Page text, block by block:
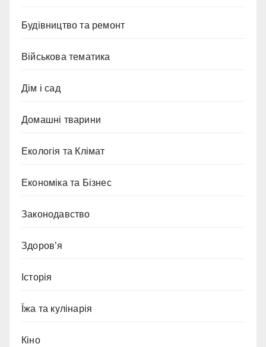
Будівництво та ремонт
Військова тематика
Дім і сад
Домашні тварини
Екологія та Клімат
Економіка та Бізнес
Законодавство
Здоров’я
Історія
Їжа та кулінарія
Кіно